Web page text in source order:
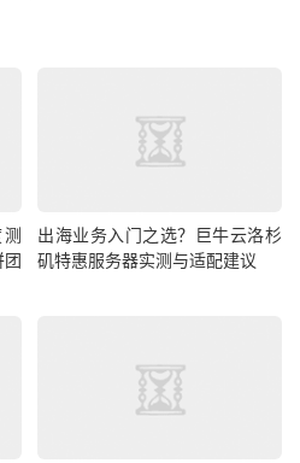
团
出海业务入门之选？巨牛云洛杉
矶特惠服务器实测与适配建议